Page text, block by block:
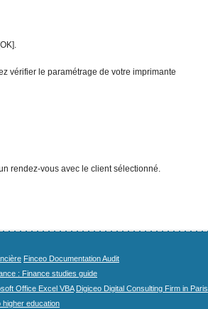
vérifier le paramétrage de votre imprimante
rendez-vous avec le client sélectionné.
Finceo Documentation Audit
: Finance studies guide
Office Excel VBA Digiceo Digital Consulting Firm in Paris
higher education